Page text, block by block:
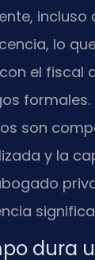
incluso
lo
el fiscal
formales.
son
y la
dura